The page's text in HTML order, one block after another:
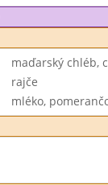
maďarský chléb,
rajče
mléko,